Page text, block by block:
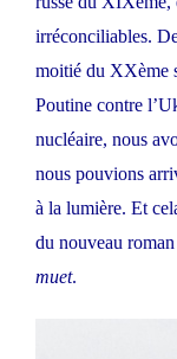
irréconciliables.
moitié du XXème
Poutine contre
nucléaire, nous
nous pouvions
à la lumière. Et
du nouveau
muet.